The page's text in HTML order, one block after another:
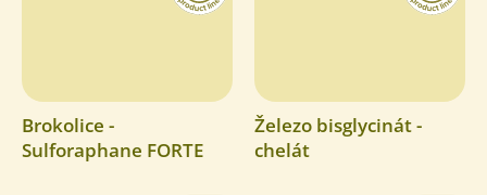
Brokolice -
Sulforaphane FORTE
Železo bisglycinát -
chelát